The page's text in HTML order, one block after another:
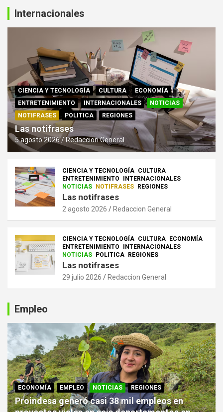
Internacionales
CIENCIA Y TECNOLOGÍA CULTURA
ECONOMÍA
ENTRETENIMIENTO
INTERNACIONALES
NOTICIAS
NOTIFRASES
POLITICA REGIONES
Las notifrases
5 agosto 2026 Redaccion General
CIENCIA Y TECNOLOGÍA CULTURA
ENTRETENIMIENTO
INTERNACIONALES
NOTICIAS NOTIFRASES REGIONES
Las notifrases
2 agosto 2026 Redaccion General
CIENCIA Y TECNOLOGÍA CULTURA ECONOMÍA
ENTRETENIMIENTO
INTERNACIONALES
NOTICIAS POLITICA REGIONES
Las notifrases
29 julio 2026 Redaccion General
Empleo
ECONOMÍA EMPLEO NOTICIAS REGIONES
Proindesa generó casi 38 mil empleos en